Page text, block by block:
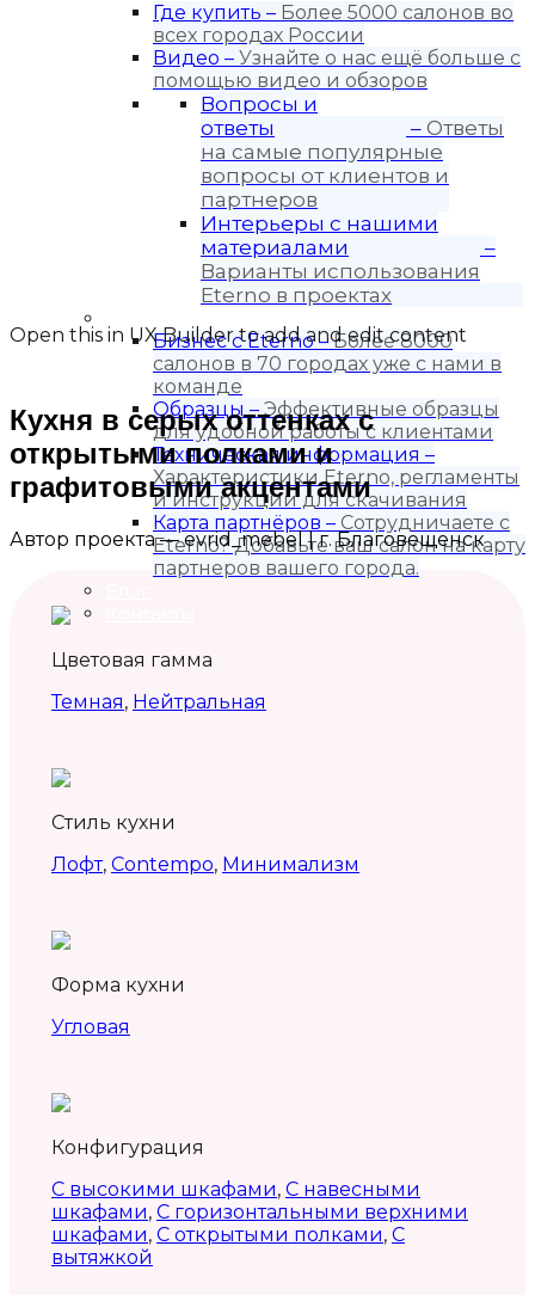
Где купить – Более 5000 салонов во
всех городах России
Видео – Узнайте о нас ещё больше с
помощью видео и обзоров
Вопросы и
ответы
– Ответы
на самые популярные
вопросы от клиентов и
партнеров
Интерьеры с нашими
материалами
–
Варианты использования
Eterno в проектах
Бизнес с Eternо–Более 8000
салонов в 70 городах уже с нами в
команде
Образцы–Эффективные образцы
для удобной работы с клиентами
Техническая информация –
Характеристики Eterno, регламенты
и инструкции для скачивания
Карта партнёров – Сотрудничаете с
Eterno? Добавьте ваш салон на карту
партнеров вашего города.
Open this in UX Builder to add and edit content
Кухня в серых оттенках с
открытыми полками и
графитовыми акцентами
Автор проекта — evrid_mebel | г. Благовещенск
Цветовая гамма
Темная, Нейтральная
Стиль кухни
Лофт, Contempo, Минимализм
Форма кухни
Угловая
Конфигурация
С высокими шкафами, С навесными
шкафами, С горизонтальными верхними
шкафами, С открытыми полками, С
вытяжкой